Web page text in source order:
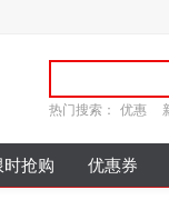
热门搜索： 优惠
时抢购 优惠券